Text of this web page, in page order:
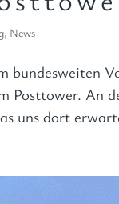
, News
bundesweiten
An
uns dort